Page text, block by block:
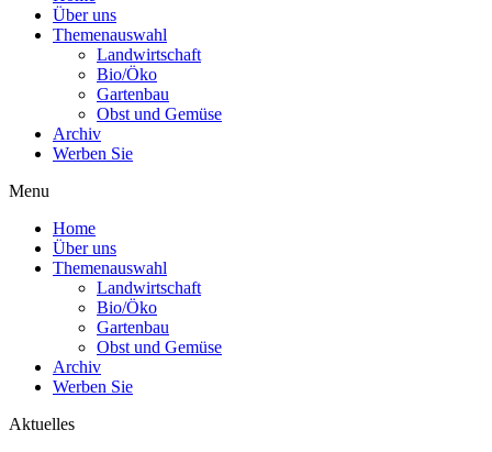
Über uns
Themenauswahl
Landwirtschaft
Bio/Öko
Gartenbau
Obst und Gemüse
Archiv
Werben Sie
Menu
Home
Über uns
Themenauswahl
Landwirtschaft
Bio/Öko
Gartenbau
Obst und Gemüse
Archiv
Werben Sie
Aktuelles